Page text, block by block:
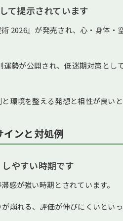
て提示されています
2026』が発売され、心・身体・
勢が公開され、低迷期対策とし
環境を整える発想と相性が良いと
ンと対処例
やすい時期です
感が強い時期とされています。
崩れる、評価が伸びにくいとい